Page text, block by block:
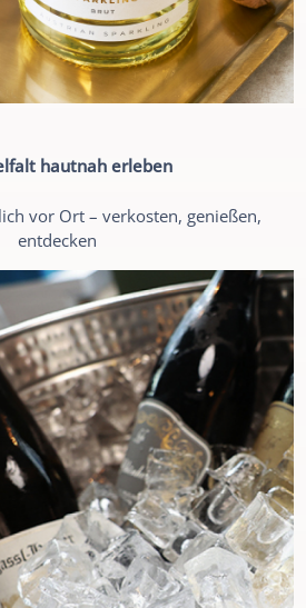
hautnah erleben
vor Ort – verkosten, genießen,
entdecken